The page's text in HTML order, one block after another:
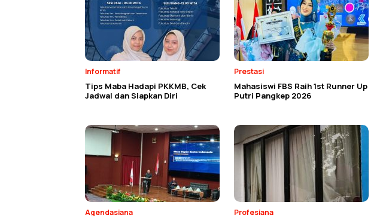
Informatif
Tips Maba Hadapi PKKMB, Cek
Jadwal dan Siapkan Diri
Prestasi
Mahasiswi FBS Raih 1st Runner Up
Putri Pangkep 2026
Agendasiana Profesiana